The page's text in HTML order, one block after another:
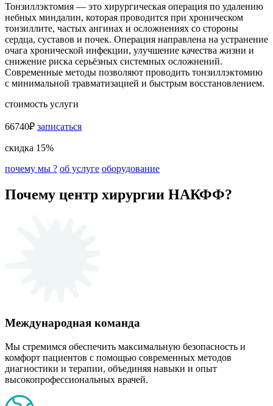
Тонзиллэктомия — это хирургическая операция по удалению
небных миндалин, которая проводится при хроническом
тонзиллите, частых ангинах и осложнениях со стороны
сердца, суставов и почек. Операция направлена на устранение
очага хронической инфекции, улучшение качества жизни и
снижение риска серьёзных системных осложнений.
Современные методы позволяют проводить тонзиллэктомию
с минимальной травматизацией и быстрым восстановлением.
стоимость услуги
66740₽ записаться
скидка 15%
почему мы ? об услуге оборудование
Почему центр хирургии НАКФФ?
Международная команда
Мы стремимся обеспечить максимальную безопасность и
комфорт пациентов с помощью современных методов
диагностики и терапии, объединяя навыки и опыт
высокопрофессиональных врачей.